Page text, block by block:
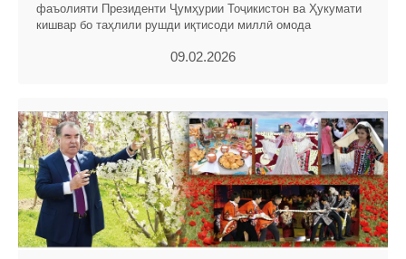
фаъолияти Президенти Ҷумҳурии Тоҷикистон ва Ҳукумати
кишвар бо таҳлили рушди иқтисоди миллӣ омода
09.02.2026